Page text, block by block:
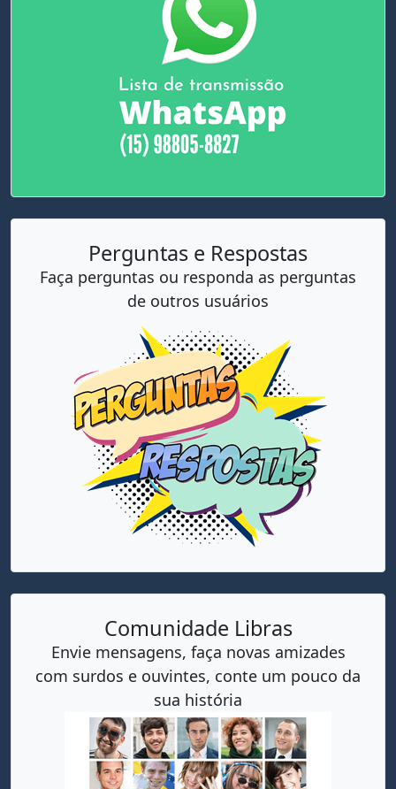
Perguntas e Respostas
Faça perguntas ou responda as perguntas
de outros usuários
Comunidade Libras
Envie mensagens, faça novas amizades
com surdos e ouvintes, conte um pouco da
sua história